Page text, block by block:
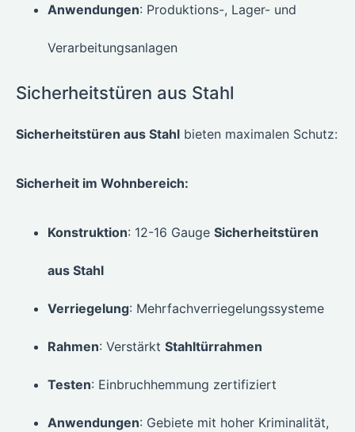
Anwendungen: Produktions-, Lager- und
Verarbeitungsanlagen
Sicherheitstüren aus Stahl
Sicherheitstüren aus Stahl bieten maximalen Schutz:
Sicherheit im Wohnbereich:
Konstruktion: 12-16 Gauge Sicherheitstüren
aus Stahl
Verriegelung: Mehrfachverriegelungssysteme
Rahmen: Verstärkt Stahltürrahmen
Testen: Einbruchhemmung zertifiziert
Anwendungen: Gebiete mit hoher Kriminalität,